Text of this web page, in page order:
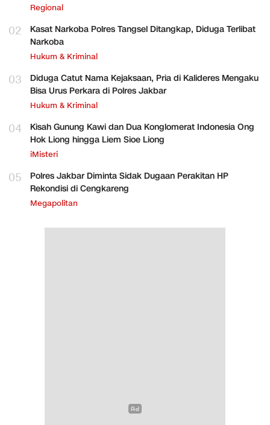
Regional
02
Kasat Narkoba Polres Tangsel Ditangkap, Diduga Terlibat
Narkoba
Hukum & Kriminal
03
Diduga Catut Nama Kejaksaan, Pria di Kalideres Mengaku
Bisa Urus Perkara di Polres Jakbar
Hukum & Kriminal
04
Kisah Gunung Kawi dan Dua Konglomerat Indonesia Ong
Hok Liong hingga Liem Sioe Liong
iMisteri
05
Polres Jakbar Diminta Sidak Dugaan Perakitan HP
Rekondisi di Cengkareng
Megapolitan